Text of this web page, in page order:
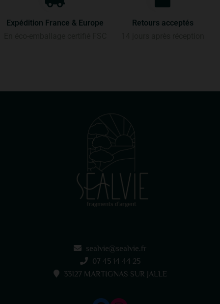
Expédition France & Europe
Retours acceptés
sealvie@sealvie.fr
07 45 14 44 25
33127 MARTIGNAS SUR JALLE